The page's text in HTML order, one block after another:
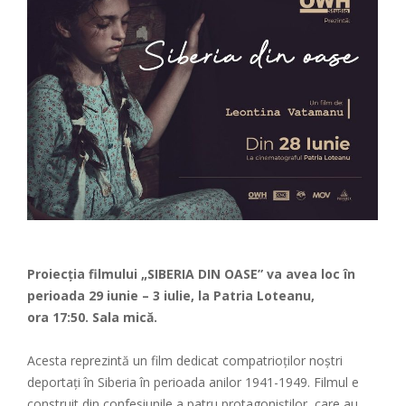
Proiecţia filmului „SIBERIA DIN OASE” va avea loc în
perioada 29 iunie – 3 iulie, la Patria Loteanu,
ora 17:50. Sala mică.
Acesta reprezintă un film dedicat compatrioţilor noştri
deportaţi în Siberia în perioada anilor 1941-1949. Filmul e